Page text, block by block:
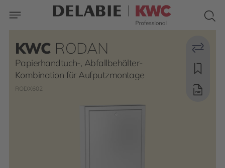
KWC RODAN
Papierhandtuch-, Abfallbehälter-
Kombination für Aufputzmontage
RODX602